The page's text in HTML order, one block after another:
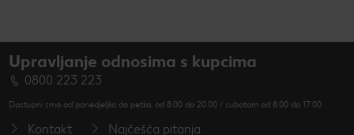
Upravljanje odnosima s kupcima
0800 223 223
Dostupni smo od ponedjeljka do petka, od 8.00 do 20.00 / subotom od 8.00 do 17.00
Kontakt Najčešća pitanja